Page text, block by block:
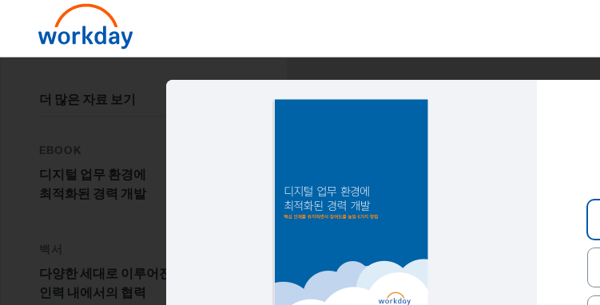
더 많은 자료 보기
EBOOK
디지털 업무 환경에
최적화된 경력 개발
백서
다양한 세대로 이루어진
인력 내에서의 협력